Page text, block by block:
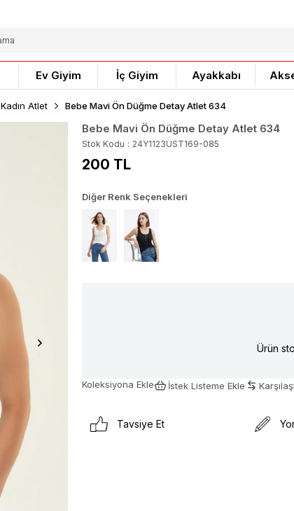
Ev Giyim İç Giyim Ayakkabı
Kadın Atlet Bebe Mavi Ön Düğme Detay Atlet 634
Bebe Mavi Ön Düğme Detay Atlet 634
Stok Kodu 24Y1123UST169-085
200 TL
Diğer Renk Seçenekleri
Ürün
Koleksiyona Ekle İstek Listeme Ekle
Tavsiye Et